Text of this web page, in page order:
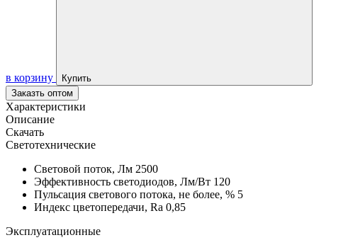
в корзину
Купить
Заказть оптом
Характеристики
Описание
Скачать
Светотехнические
Световой поток, Лм 2500
Эффективность светодиодов, Лм/Вт 120
Пульсация светового потока, не более, % 5
Индекс цветопередачи, Ra 0,85
Эксплуатационные